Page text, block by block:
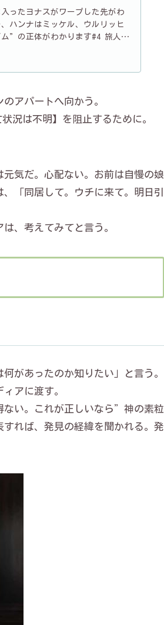
ったヨナスがワープした先がわ
ハンナはミッケル、ウルリッヒ
”の正体がわかります#4 旅人た
アパートへ向かう。
況は不明】を阻止するために。
気だ。心配ない。お前は自慢の娘
「同居して。ウチに来て。明日引
、考えてみてと言う。
があったのか知りたい」と言う。
アに渡す。
ない。これが正しいなら”神の素粒
れば、発見の経緯を聞かれる。発